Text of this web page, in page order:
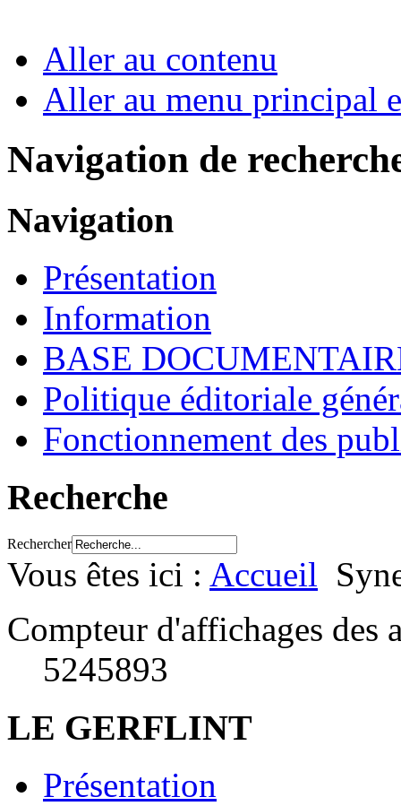
Aller au contenu
Aller au menu principal
Navigation de
Navigation
Présentation
Information
BASE
Politique éditoriale
Fonctionnement des
Recherche
Rechercher
Vous êtes ici : Accueil
Compteur d'affichages des
5245893
LE GERFLINT
Présentation